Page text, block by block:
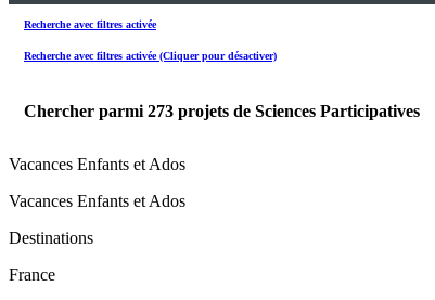
Recherche avec filtres activée
Recherche avec filtres activée (Cliquer pour désactiver)
Chercher parmi 273 projets de Sciences Participatives
Vacances Enfants et Ados
Vacances Enfants et Ados
Destinations
France